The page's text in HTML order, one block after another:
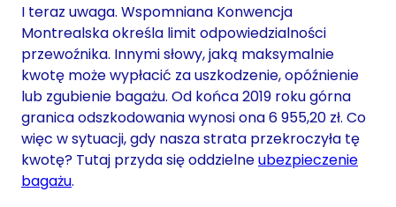
I teraz uwaga. Wspomniana Konwencja
Montrealska określa limit odpowiedzialności
przewoźnika. Innymi słowy, jaką maksymalnie
kwotę może wypłacić za uszkodzenie, opóźnienie
lub zgubienie bagażu. Od końca 2019 roku górna
granica odszkodowania wynosi ona 6 955,20 zł. Co
więc w sytuacji, gdy nasza strata przekroczyła tę
kwotę? Tutaj przyda się oddzielneubezpieczenie
bagażu.